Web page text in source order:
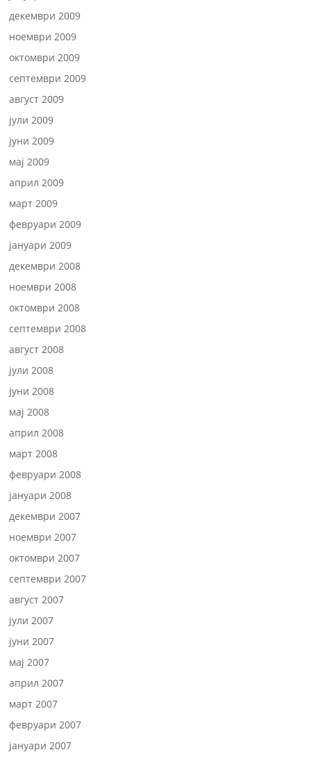
декември 2009
ноември 2009
октомври 2009
септември 2009
август 2009
јули 2009
јуни 2009
мај 2009
април 2009
март 2009
февруари 2009
јануари 2009
декември 2008
ноември 2008
октомври 2008
септември 2008
август 2008
јули 2008
јуни 2008
мај 2008
април 2008
март 2008
февруари 2008
јануари 2008
декември 2007
ноември 2007
октомври 2007
септември 2007
август 2007
јули 2007
јуни 2007
мај 2007
април 2007
март 2007
февруари 2007
јануари 2007